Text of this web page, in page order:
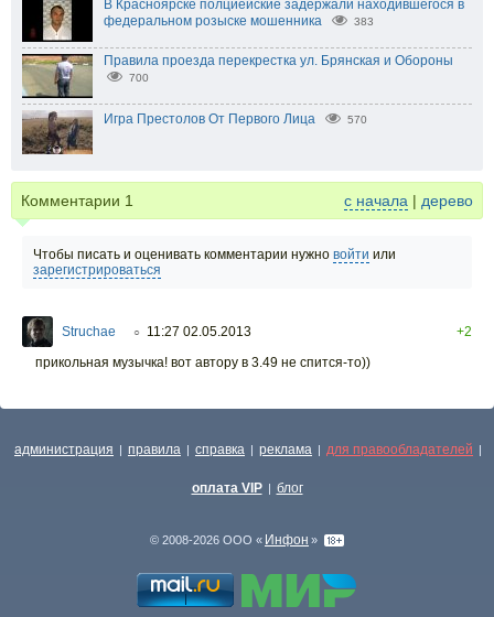
В Красноярске полциейские задержали находившегося в
федеральном розыске мошенника
383
Правила проезда перекрестка ул. Брянская и Обороны
700
Игра Престолов От Первого Лица 570
Комментарии 1 с начала | дерево
Чтобы писать и оценивать комментарии нужно войти или
зарегистрироваться
Struchae ○ 11:27 02.05.2013
+2
прикольная музычка! вот автору в 3.49 не спится-то))
администрация | правила | справка | реклама | для правообладателей |
оплата VIP | блог
© 2008-2026 ООО « Инфон »